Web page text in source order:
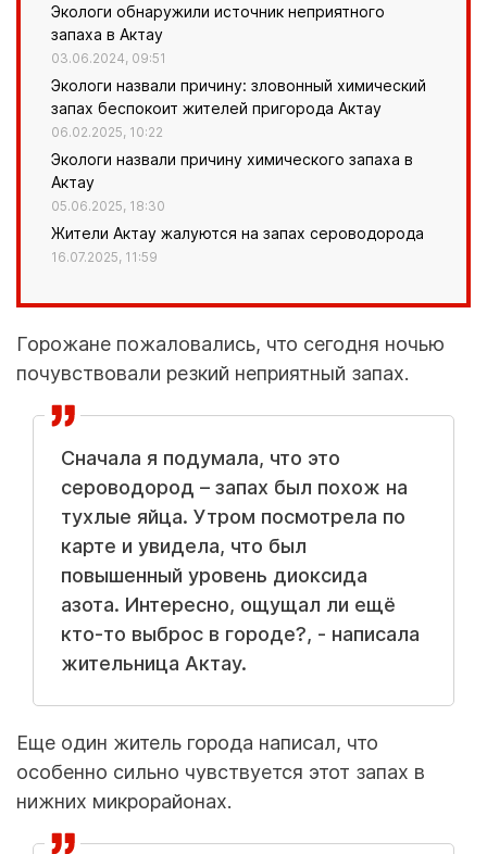
Экологи обнаружили источник неприятного
запаха в Актау
03.06.2024, 09:51
Экологи назвали причину: зловонный химический
запах беспокоит жителей пригорода Актау
06.02.2025, 10:22
Экологи назвали причину химического запаха в
Актау
05.06.2025, 18:30
Жители Актау жалуются на запах сероводорода
16.07.2025, 11:59
Горожане пожаловались, что сегодня ночью
почувствовали резкий неприятный запах.
Сначала я подумала, что это
сероводород – запах был похож на
тухлые яйца. Утром посмотрела по
карте и увидела, что был
повышенный уровень диоксида
азота. Интересно, ощущал ли ещё
кто-то выброс в городе?, - написала
жительница Актау.
Еще один житель города написал, что
особенно сильно чувствуется этот запах в
нижних микрорайонах.